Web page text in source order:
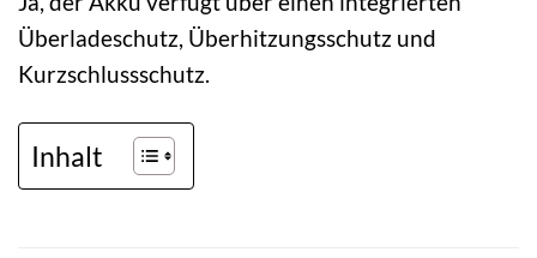
Überladeschutz, Überhitzungsschutz und
Kurzschlussschutz.
Inhalt